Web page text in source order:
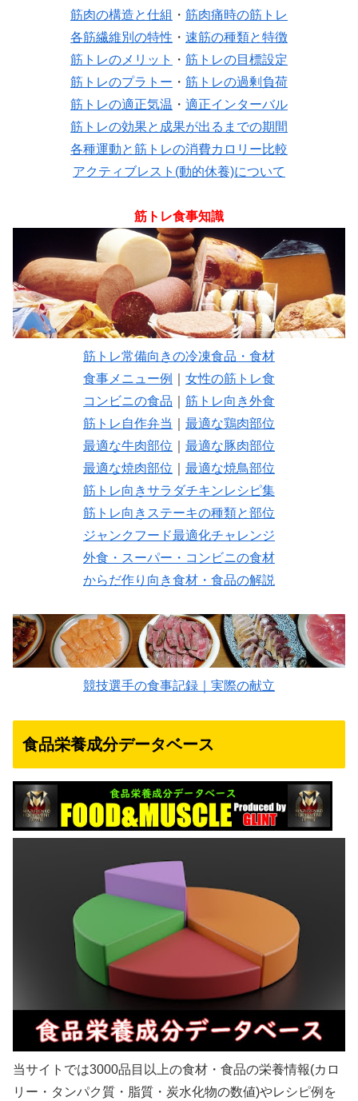
筋肉の構造と仕組 ・ 筋肉痛時の筋トレ
各筋繊維別の特性 ・ 速筋の種類と特徴
筋トレのメリット
・ 筋トレの目標設定
筋トレのプラトー ・ 筋トレの過剰負荷
筋トレの適正気温 ・ 適正インターバル
筋トレの効果と成果が出るまでの期間
各種運動と筋トレの消費カロリー比較
アクティブレスト(動的休養)について
筋トレ食事知識
筋トレ常備向きの冷凍食品・食材
食事メニュー例
女性の筋トレ食
コンビニの食品
筋トレ向き外食
筋トレ自作弁当
最適な鶏肉部位
最適な牛肉部位
最適な豚肉部位
最適な焼肉部位
最適な焼鳥部位
筋トレ向きサラダチキンレシピ集
筋トレ向きステーキの種類と部位
ジャンクフード最適化チャレンジ
外食・スーパー・コンビニの食材
からだ作り向き食材・食品の解説
競技選手の食事記録｜実際の献立
食品栄養成分データベース
当サイトでは3000品目以上の食材・食品の栄養情報(カロ
リー・タンパク質・脂質・炭水化物の数値)やレシピ例を